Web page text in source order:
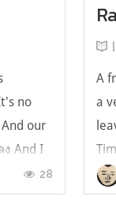
no
our
And I
ปรดของ
like
28
A
a